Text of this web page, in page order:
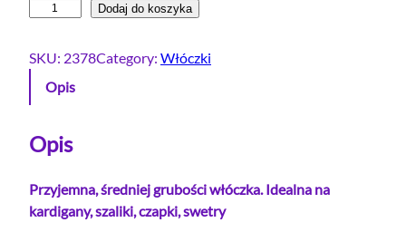
o
ś
Ł
C
Z
Dodaj do koszyka
SKU: 2378Category: Włóczki
Opis
Opis
Przyjemna, średniej grubości włóczka. Idealna na
kardigany, szaliki, czapki, swetry